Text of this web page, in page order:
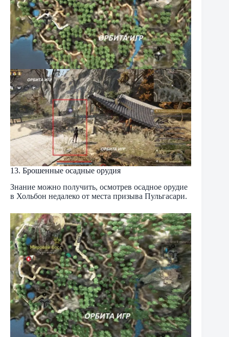
13. Брошенные осадные орудия
Знание можно получить, осмотрев осадное орудие
в Хольбон недалеко от места призыва Пульгасари.